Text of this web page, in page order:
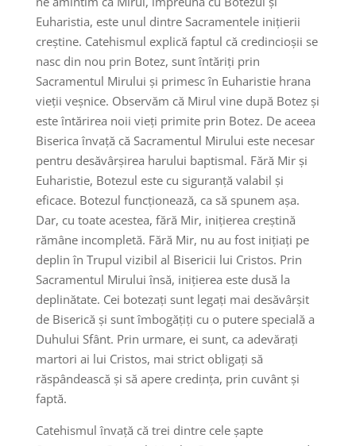
Euharistia, este unul dintre Sacramentele inițierii
creștine. Catehismul explică faptul că credincioșii se
nasc din nou prin Botez, sunt întăriți prin
Sacramentul Mirului și primesc în Euharistie hrana
vieții veșnice. Observăm că Mirul vine după Botez și
este întărirea noii vieți primite prin Botez. De aceea
Biserica învață că Sacramentul Mirului este necesar
pentru desăvârșirea harului baptismal. Fără Mir și
Euharistie, Botezul este cu siguranță valabil și
eficace. Botezul funcționează, ca să spunem așa.
Dar, cu toate acestea, fără Mir, inițierea creștină
rămâne incompletă. Fără Mir, nu au fost inițiați pe
deplin în Trupul vizibil al Bisericii lui Cristos. Prin
Sacramentul Mirului însă, inițierea este dusă la
deplinătate. Cei botezați sunt legați mai desăvârșit
de Biserică și sunt îmbogățiți cu o putere specială a
Duhului Sfânt. Prin urmare, ei sunt, ca adevărați
martori ai lui Cristos, mai strict obligați să
răspândească și să apere credința, prin cuvânt și
faptă.
Catehismul învață că trei dintre cele șapte